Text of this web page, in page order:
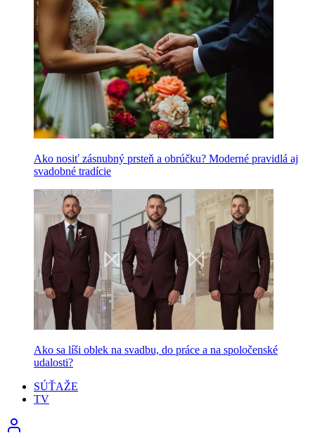
Ako nosiť zásnubný prsteň a obrúčku? Moderné pravidlá aj
svadobné tradície
Ako sa líši oblek na svadbu, do práce a na spoločenské
udalosti?
SÚŤAŽE
TV